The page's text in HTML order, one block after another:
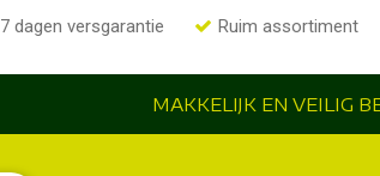
7 dagen versgarantie Ruim assortiment
MAKKELIJK EN VEILIG